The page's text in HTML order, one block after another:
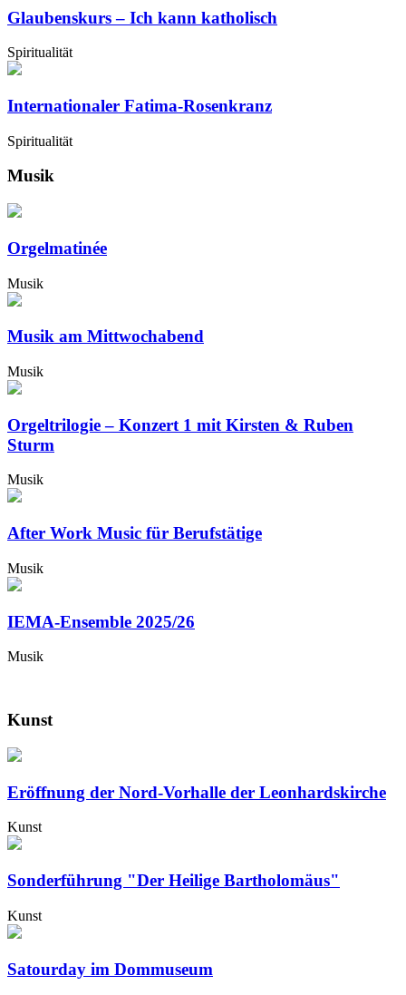
Glaubenskurs – Ich kann katholisch
Spiritualität
Internationaler Fatima-Rosenkranz
Spiritualität
Musik
Orgelmatinée
Musik
Musik am Mittwochabend
Musik
Orgeltrilogie – Konzert 1 mit Kirsten & Ruben
Sturm
Musik
After Work Music für Berufstätige
Musik
IEMA-Ensemble 2025/26
Musik
Kunst
Eröffnung der Nord-Vorhalle der Leonhardskirche
Kunst
Sonderführung "Der Heilige Bartholomäus"
Kunst
Satourday im Dommuseum